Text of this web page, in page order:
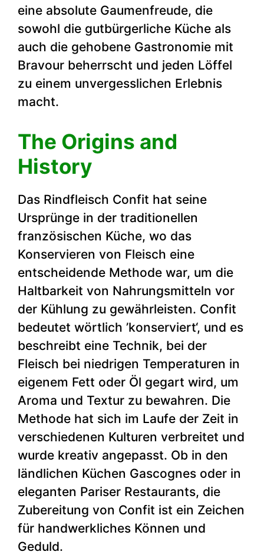
eine absolute Gaumenfreude, die
sowohl die gutbürgerliche Küche als
auch die gehobene Gastronomie mit
Bravour beherrscht und jeden Löffel
zu einem unvergesslichen Erlebnis
macht.
The Origins and
History
Das Rindfleisch Confit hat seine
Ursprünge in der traditionellen
französischen Küche, wo das
Konservieren von Fleisch eine
entscheidende Methode war, um die
Haltbarkeit von Nahrungsmitteln vor
der Kühlung zu gewährleisten. Confit
bedeutet wörtlich ’konserviert‘, und es
beschreibt eine Technik, bei der
Fleisch bei niedrigen Temperaturen in
eigenem Fett oder Öl gegart wird, um
Aroma und Textur zu bewahren. Die
Methode hat sich im Laufe der Zeit in
verschiedenen Kulturen verbreitet und
wurde kreativ angepasst. Ob in den
ländlichen Küchen Gascognes oder in
eleganten Pariser Restaurants, die
Zubereitung von Confit ist ein Zeichen
für handwerkliches Können und
Geduld.